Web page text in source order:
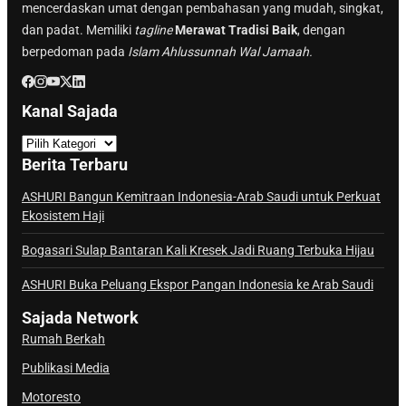
mencerdaskan umat dengan pembahasan yang mudah, singkat,
dan padat. Memiliki tagline Merawat Tradisi Baik, dengan
berpedoman pada Islam Ahlussunnah Wal Jamaah.
Kanal Sajada
K
a
n
a
l
j
d
a
Berita Terbaru
ASHURI Bangun Kemitraan Indonesia-Arab Saudi untuk Perkuat
Ekosistem Haji
Bogasari Sulap Bantaran Kali Kresek Jadi Ruang Terbuka Hijau
ASHURI Buka Peluang Ekspor Pangan Indonesia ke Arab Saudi
Sajada Network
Rumah Berkah
Publikasi Media
Motoresto